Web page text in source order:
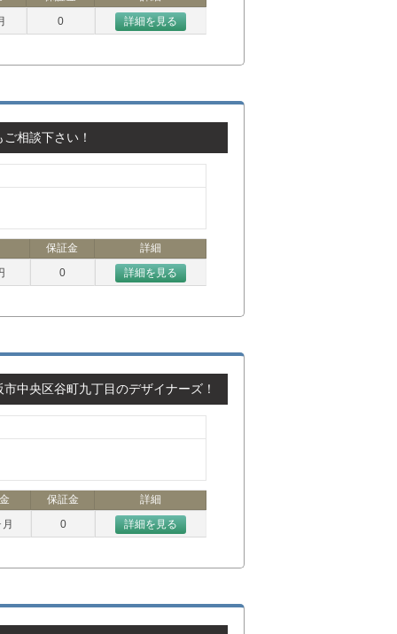
0 詳細を見る
相談下さい！
保証金
詳細
0 詳細を見る
中央区谷町九丁目のデザイナーズ！
保証金
詳細
0 詳細を見る